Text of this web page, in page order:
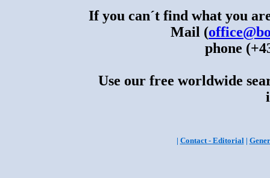
If you can´t find what you
Mail (
phone
Use our free worldwide
| Contact - Editorial|